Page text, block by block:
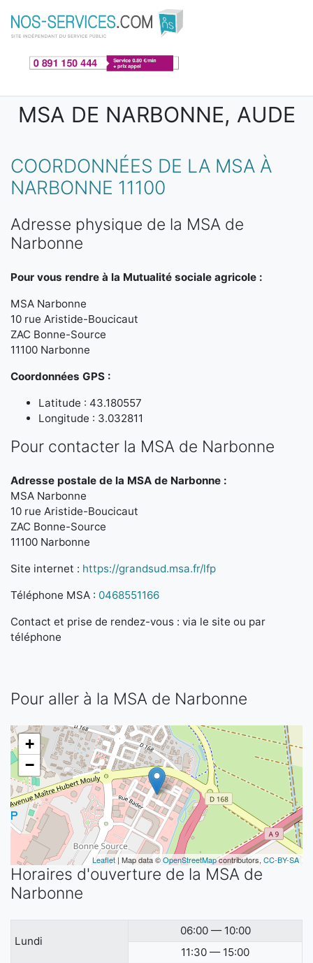
Aller au contenu principal
MSA DE NARBONNE, AUDE
COORDONNÉES DE LA MSA À
NARBONNE 11100
Adresse physique de la MSA de
Narbonne
Pour vous rendre à la Mutualité sociale agricole :
MSA Narbonne
10 rue Aristide-Boucicaut
ZAC Bonne-Source
11100 Narbonne
Coordonnées GPS :
Latitude : 43.180557
Longitude : 3.032811
Pour contacter la MSA de Narbonne
Adresse postale de la MSA de Narbonne :
MSA Narbonne
10 rue Aristide-Boucicaut
ZAC Bonne-Source
11100 Narbonne
Site internet : https://grandsud.msa.fr/lfp
Téléphone MSA : 0468551166
Contact et prise de rendez-vous : via le site ou par
téléphone
Pour aller à la MSA de Narbonne
+
−
Leaflet | Map data ©OpenStreetMapcontributors, CC-BY-SA
Horaires d'ouverture de la MSA de
Narbonne
Lundi
06:00 — 10:00
11:30 — 15:00